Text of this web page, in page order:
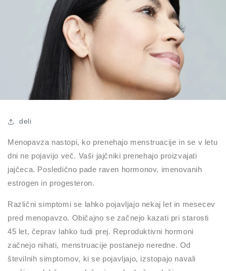
deli
Menopavza nastopi, ko prenehajo menstruacije in se v letu
dni ne pojavijo več. Vaši jajčniki prenehajo proizvajati
jajčeca. Posledično pade raven hormonov, imenovanih
estrogen in progesteron.
Različni simptomi se lahko pojavljajo nekaj let in mesecev
pred menopavzo. Običajno se začnejo kazati pri starosti
45 let, čeprav lahko tudi prej. Reproduktivni hormoni
začnejo nihati, menstruacije postanejo neredne. Od
številnih simptomov, ki se pojavljajo, izstopajo navali